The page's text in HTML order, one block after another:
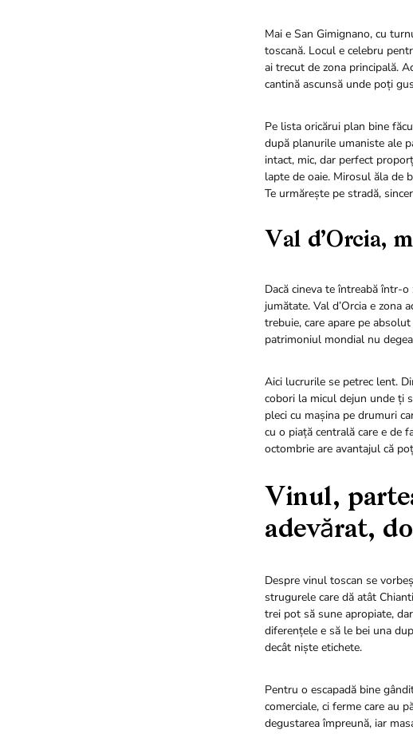
Mai e San Gimignano, cu
toscană. Locul e celebru
ai trecut de zona principală.
cantină ascunsă unde poți
Pe lista oricărui plan bine
după planurile umaniste ale
intact, mic, dar perfect
lapte de oaie. Mirosul ăla de
Te urmărește pe stradă,
Val d’Orcia,
Dacă cineva te întreabă într-
jumătate. Val d’Orcia e zona
trebuie, care apare pe
patrimoniul mondial nu
Aici lucrurile se petrec lent.
cobori la micul dejun unde ți
pleci cu mașina pe drumuri
cu o piață centrală care e de
octombrie are avantajul că
Vinul,
adevărat,
Despre vinul toscan se
strugurele care dă atât
trei pot să sune apropiate,
diferențele e să le bei una
decât niște etichete.
Pentru o escapadă bine
comerciale, ci ferme care au
degustarea împreună, iar